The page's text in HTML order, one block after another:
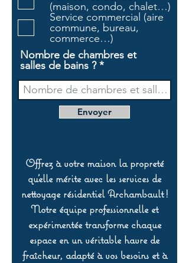
e
(maison, condo, chalet…)
Service commercial (aire
commune, bureau,
commerce…)
Nombre de chambres et
salles de bains ?
Envoyer
Offrez à votre maison la propreté
qu’elle mérite avec les services de
nettoyage résidentiel Archambault !
Notre équipe professionnelle et
expérimentée transforme chaque
espace en un véritable havre de
fraîcheur, adapté à vos besoins et à